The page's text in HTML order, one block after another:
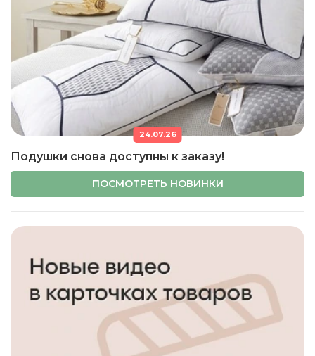
24.07.26
Подушки снова доступны к заказу!
ПОСМОТРЕТЬ НОВИНКИ